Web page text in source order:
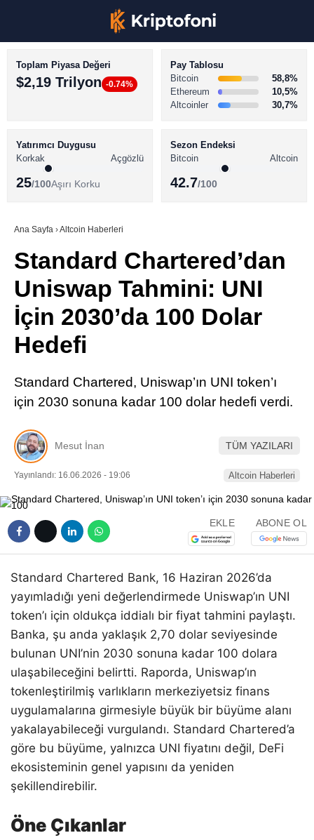
Youtube
TikTok
BİTCOİN HABERLERİ
ALTCOİN HABERLERİ
SÖZLÜK
Toplam Piyasa Değeri
$2,19 Trilyon -0.74%
Pay Tablosu
Bitcoin
58,8%
Ethereum
10,5%
Altcoinler
30,7%
Yatırımcı Duygusu
Korkak
Açgözlü
25/100Aşırı Korku
Sezon Endeksi
Bitcoin
Altcoin
42.7/100
Ana Sayfa ›Altcoin Haberleri
Standard Chartered’dan
Uniswap Tahmini: UNI
İçin 2030’da 100 Dolar
Hedefi
Standard Chartered, Uniswap’ın UNI token’ı
için 2030 sonuna kadar 100 dolar hedefi verdi.
Mesut İnan TÜM YAZILARI
Yayınlandı: 16.06.2026 - 19:06 Altcoin Haberleri
EKLE ABONE OL
Standard Chartered Bank, 16 Haziran 2026’da
yayımladığı yeni değerlendirmede Uniswap’ın UNI
token’ı için oldukça iddialı bir fiyat tahmini paylaştı.
Banka, şu anda yaklaşık 2,70 dolar seviyesinde
bulunan UNI’nin 2030 sonuna kadar 100 dolara
ulaşabileceğini belirtti. Raporda, Uniswap’ın
tokenleştirilmiş varlıkların merkeziyetsiz finans
uygulamalarına girmesiyle büyük bir büyüme alanı
yakalayabileceği vurgulandı. Standard Chartered’a
göre bu büyüme, yalnızca UNI fiyatını değil, DeFi
ekosisteminin genel yapısını da yeniden
şekillendirebilir.
Öne Çıkanlar